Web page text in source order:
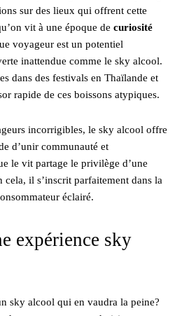
sur des lieux qui offrent cette
vit à une époque de curiosité
voyageur est un potentiel
inattendue comme le sky alcool.
dans des festivals en Thaïlande et
rapide de ces boissons atypiques.
incorrigibles, le sky alcool offre
d’unir communauté et
le vit partage le privilège d’une
cela, il s’inscrit parfaitement dans la
éclairé.
expérience sky
sky alcool qui en vaudra la peine?